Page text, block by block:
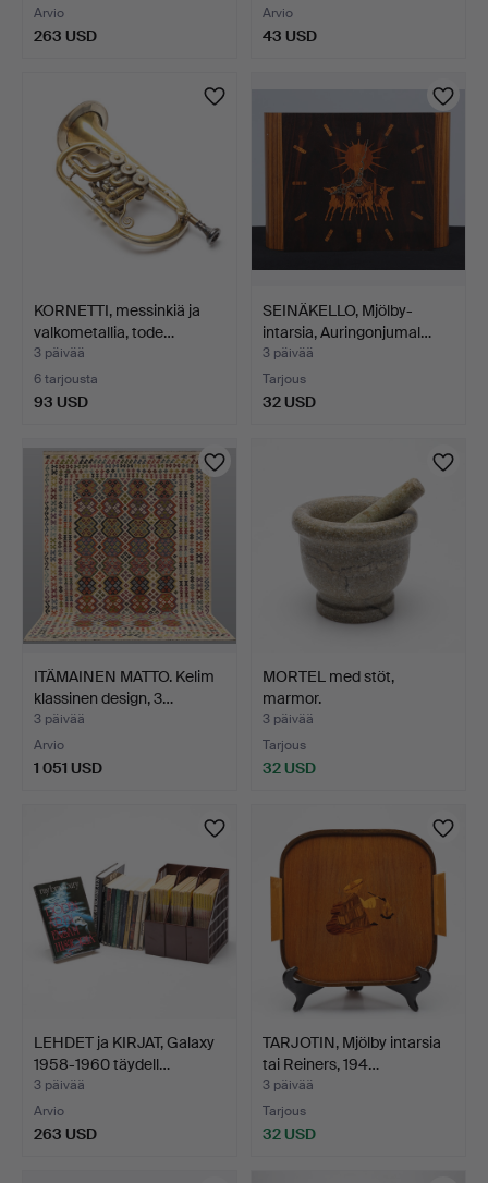
Arvio
263 USD
Arvio
43 USD
KORNETTI, messinkiä ja
valkometallia, tode…
3 päivää
6 tarjousta
93 USD
SEINÄKELLO, Mjölby-
intarsia, Auringonjumal…
3 päivää
Tarjous
32 USD
ITÄMAINEN MATTO. Kelim
klassinen design, 3…
3 päivää
Arvio
1 051 USD
MORTEL med stöt,
marmor.
3 päivää
Tarjous
32 USD
LEHDET ja KIRJAT, Galaxy
1958-1960 täydell…
3 päivää
Arvio
263 USD
TARJOTIN, Mjölby intarsia
tai Reiners, 194…
3 päivää
Tarjous
32 USD